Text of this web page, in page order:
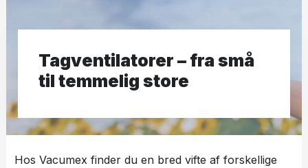
Tagventilatorer – fra små
til temmelig store​
Hos Vacumex finder du en bred vifte af forskellige